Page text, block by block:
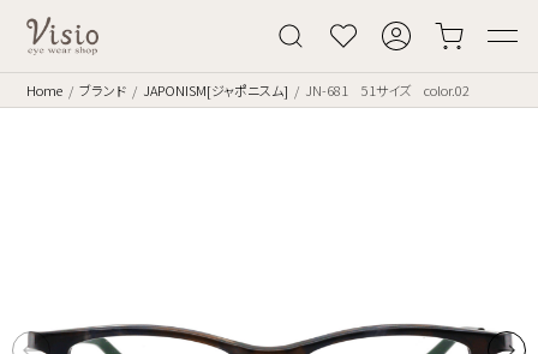
Home ブランド JAPONISM[ジャポニスム] JN-681 51サイズ color.02